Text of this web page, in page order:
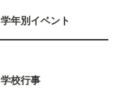
学年別イベント
学校行事